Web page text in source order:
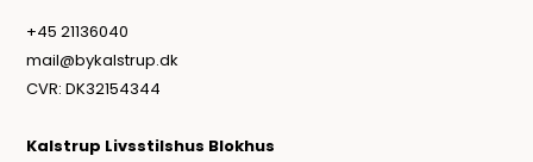
+45 21136040
mail@bykalstrup.dk
CVR: DK32154344
Kalstrup Livsstilshus Blokhus